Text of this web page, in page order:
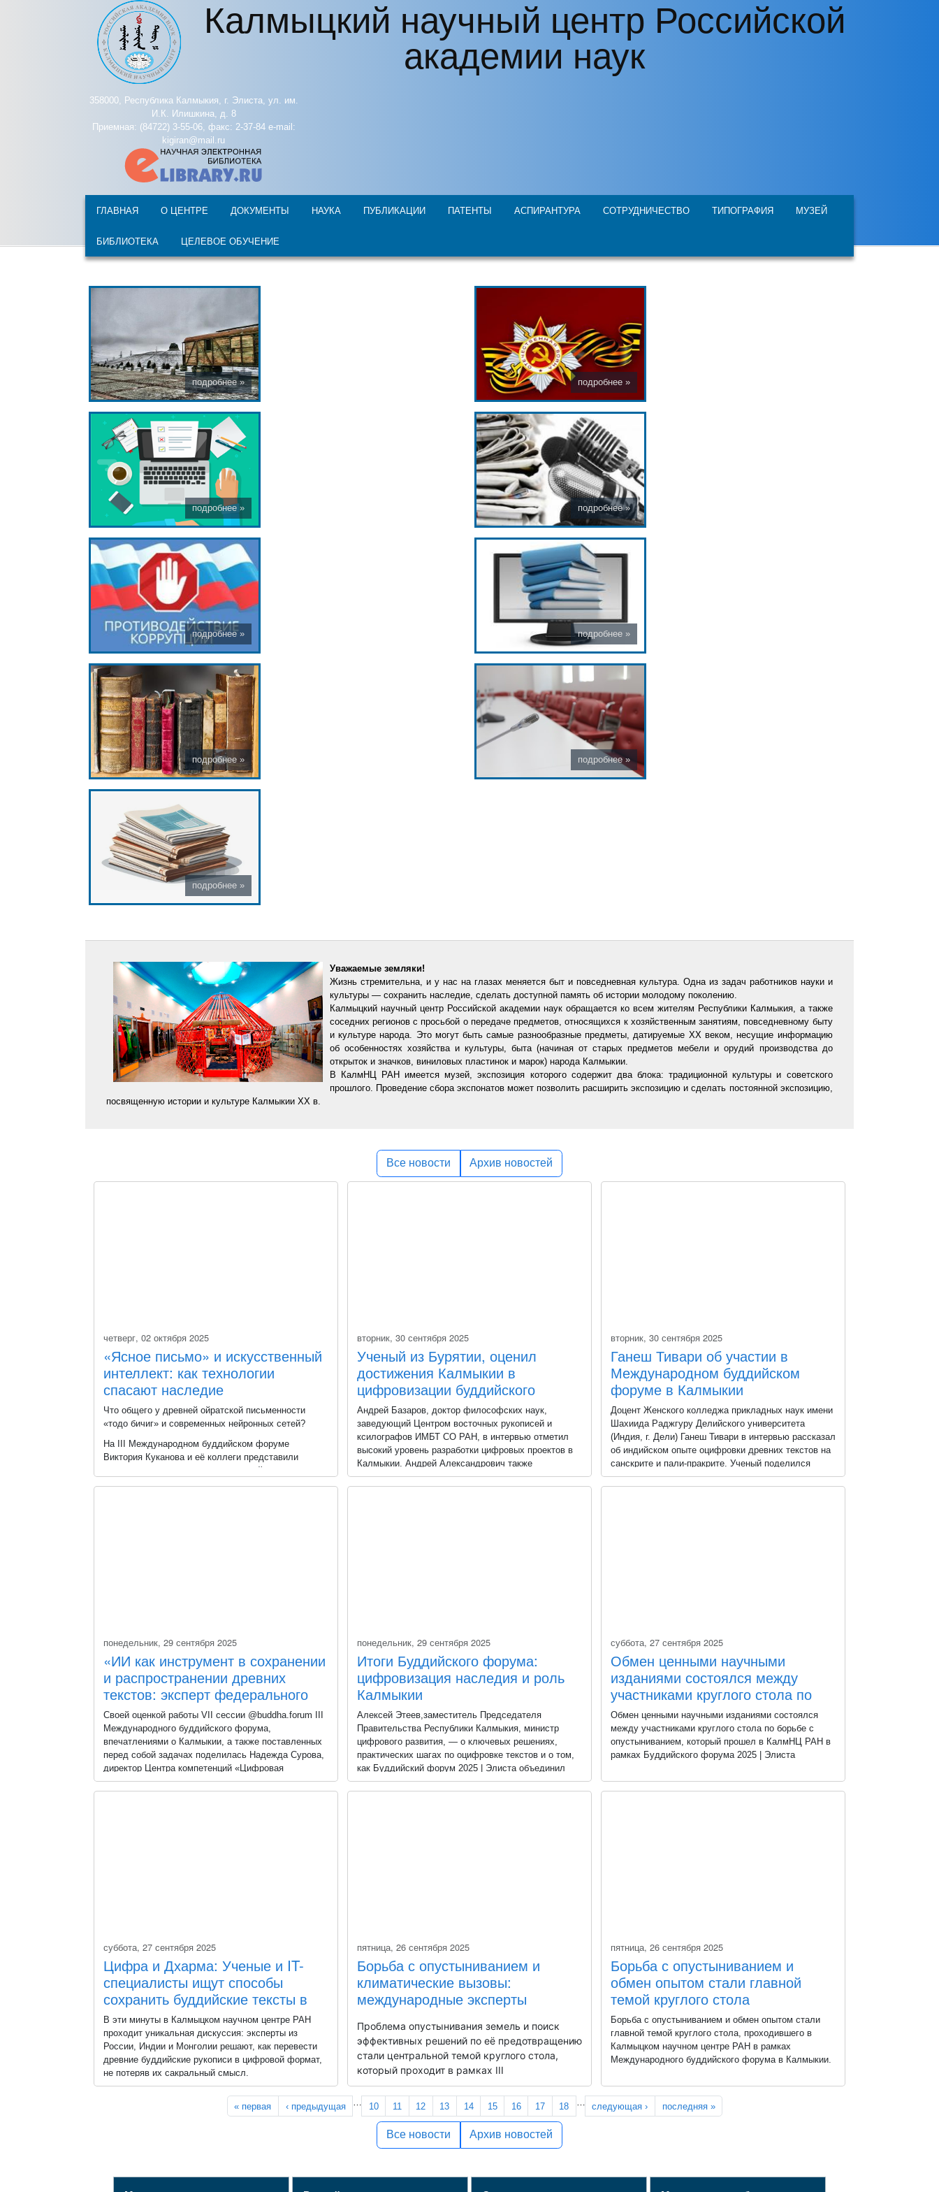
Перейти к основному содержанию Калмыцкий научный центр Российской
академии наук
358000, Республика Калмыкия, г. Элиста, ул. им.
И.К. Илишкина, д. 8
Приемная: (84722) 3-55-06, факс: 2-37-84 e-mail:
kigiran@mail.ru
ГЛАВНАЯ О ЦЕНТРЕ ДОКУМЕНТЫ НАУКА ПУБЛИКАЦИИ ПАТЕНТЫ АСПИРАНТУРА СОТРУДНИЧЕСТВО ТИПОГРАФИЯ МУЗЕЙ
БИБЛИОТЕКА ЦЕЛЕВОЕ ОБУЧЕНИЕ
Уважаемые земляки!
Жизнь стремительна, и у нас на глазах меняется быт и повседневная культура. Одна из задач работников науки и
культуры — сохранить наследие, сделать доступной память об истории молодому поколению.
Калмыцкий научный центр Российской академии наук обращается ко всем жителям Республики Калмыкия, а также
соседних регионов с просьбой о передаче предметов, относящихся к хозяйственным занятиям, повседневному быту
и культуре народа. Это могут быть самые разнообразные предметы, датируемые XX веком, несущие информацию
об особенностях хозяйства и культуры, быта (начиная от старых предметов мебели и орудий производства до
открыток и значков, виниловых пластинок и марок) народа Калмыкии.
В КалмНЦ РАН имеется музей, экспозиция которого содержит два блока: традиционной культуры и советского
прошлого. Проведение сбора экспонатов может позволить расширить экспозицию и сделать постоянной экспозицию,
посвященную истории и культуре Калмыкии XX в.
Все новости Архив новостей
четверг, 02 октября 2025
«Ясное письмо» и искусственный
интеллект: как технологии
спасают наследие
Что общего у древней ойратской письменности
«тодо бичиг» и современных нейронных сетей?
На III Международном буддийском форуме
Виктория Куканова и её коллеги представили
доклад о проекте, где искусственный интеллект
вторник, 30 сентября 2025
Ученый из Бурятии, оценил
достижения Калмыкии в
цифровизации буддийского
наследия
Андрей Базаров, доктор философских наук,
заведующий Центром восточных рукописей и
ксилографов ИМБТ СО РАН, в интервью отметил
высокий уровень разработки цифровых проектов в
Калмыкии. Андрей Александрович также
подчеркнул особую ценность визита в братскую
республику и важность профессионального диалога
вторник, 30 сентября 2025
Ганеш Тивари об участии в
Международном буддийском
форуме в Калмыкии
Доцент Женского колледжа прикладных наук имени
Шахиида Раджгуру Делийского университета
(Индия, г. Дели) Ганеш Тивари в интервью рассказал
об индийском опыте оцифровки древних текстов на
санскрите и пали-пракрите. Ученый поделился
впечатлениями от участия в VII сессии
Международного буддийского форума в Калмыцком
понедельник, 29 сентября 2025
«ИИ как инструмент в сохранении
и распространении древних
текстов: эксперт федерального
уровня — о результатах форума в
Калмыкии
Своей оценкой работы VII сессии @buddha.forum III
Международного буддийского форума,
впечатлениями о Калмыкии, а также поставленных
перед собой задачах поделилась Надежда Сурова,
директор Центра компетенций «Цифровая
экономика», директор Международного
евразийского индустриального фонда и член
понедельник, 29 сентября 2025
Итоги Буддийского форума:
цифровизация наследия и роль
Калмыкии
Алексей Этеев,заместитель Председателя
Правительства Республики Калмыкия, министр
цифрового развития, — о ключевых решениях,
практических шагах по оцифровке текстов и о том,
как Буддийский форум 2025 | Элиста объединил
буддологов и IT-специалистов на дискуссионной
площадке VII секции в КалмНЦРАН.
суббота, 27 сентября 2025
Обмен ценными научными
изданиями состоялся между
участниками круглого стола по
борьбе с опустыниванием
Обмен ценными научными изданиями состоялся
между участниками круглого стола по борьбе с
опустыниванием, который прошел в КалмНЦ РАН в
рамках Буддийского форума 2025 | Элиста
провозглашенного на форуме.
суббота, 27 сентября 2025
Цифра и Дхарма: Ученые и IT-
специалисты ищут способы
сохранить буддийские тексты в
цифре
В эти минуты в Калмыцком научном центре РАН
проходит уникальная дискуссия: эксперты из
России, Индии и Монголии решают, как перевести
древние буддийские рукописи в цифровой формат,
не потеряв их сакральный смысл.
Седьмая сессия Буддийского форума 2025 |
Элиста, посвященная цифровой трансформации
пятница, 26 сентября 2025
Борьба с опустыниванием и
климатические вызовы:
международные эксперты
Международном буддийском
форуме в Калмыкии
Проблема опустынивания земель и поиск
эффективных решений по её предотвращению
стали центральной темой круглого стола,
который проходит в рамках III
Международного буддийского форума в
Калмыкии. Прямо сейчас отечественные и
зарубежные эксперты, собравшиеся в
Калмыцком научном центре РАН,
обмениваются научными и практическими
пятница, 26 сентября 2025
Борьба с опустыниванием и
обмен опытом стали главной
темой круглого стола
Борьба с опустыниванием и обмен опытом стали
главной темой круглого стола, проходившего в
Калмыцком научном центре РАН в рамках
Международного буддийского форума в Калмыкии.
ценность дискуссии были отмечены директором
ФНЦ агроэкологии РАН, членом-корреспондентом
« первая ‹ предыдущая 10 11 12 13 14 15 16 17 18 следующая › последняя »
Все новости Архив новостей